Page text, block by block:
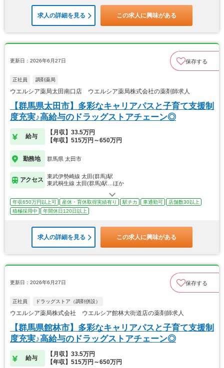
求人の詳細を見る この求人に興味がある
更新日：2026年6月27日 保存する
正社員 調剤薬局
ウエルシア薬局太田南口店 ウエルシア薬局株式会社の薬剤師求人
【群馬県太田市】多彩なキャリアパスと子育て支援制
度充実♪高給与のドラッグストアチェーン◎
給与
【月収】33.5万円
【年収】515万円～650万円
勤務地 群馬県 太田市
アクセス
東武伊勢崎線 太田(群馬)駅
東武桐生線 太田(群馬)駅…ほか
年収650万円以上可 産休・育休取得実績有り 駅チカ 車通勤可
店舗数30以上
積極採用中
年間休日120日以上
求人の詳細を見る この求人に興味がある
更新日：2026年6月27日 保存する
正社員 ドラッグストア（調剤併設）
ウエルシア薬局株式会社 ウエルシア館林大街道店の薬剤師求人
【群馬県館林市】多彩なキャリアパスと子育て支援制
度充実♪高給与のドラッグストアチェーン◎
給与
【月収】33.5万円
【年収】515万円～650万円